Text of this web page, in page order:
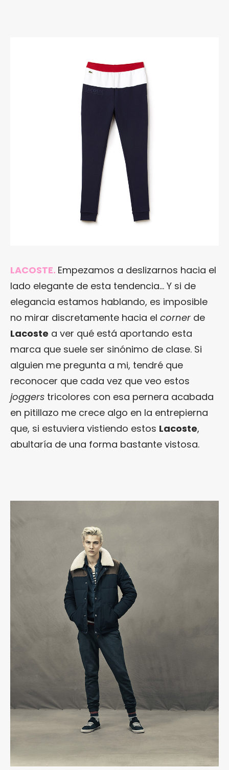
LACOSTE. Empezamos a deslizarnos hacia el
lado elegante de esta tendencia… Y si de
elegancia estamos hablando, es imposible
no mirar discretamente hacia el corner de
Lacoste a ver qué está aportando esta
marca que suele ser sinónimo de clase. Si
alguien me pregunta a mi, tendré que
reconocer que cada vez que veo estos
joggers tricolores con esa pernera acabada
en pitillazo me crece algo en la entrepierna
que, si estuviera vistiendo estos Lacoste,
abultaría de una forma bastante vistosa.